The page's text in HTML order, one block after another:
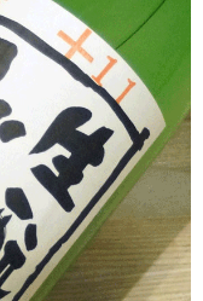
）